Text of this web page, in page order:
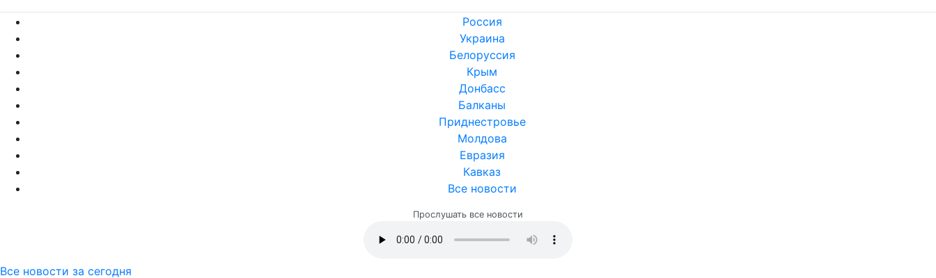
Россия
Украина
Белоруссия
Крым
Донбасс
Балканы
Приднестровье
Молдова
Евразия
Кавказ
Все новости
Прослушать все новости
Все новости за сегодня